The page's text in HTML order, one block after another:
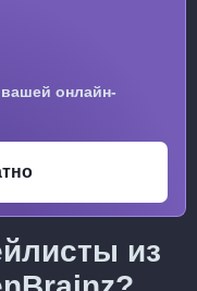
онлайн-
из